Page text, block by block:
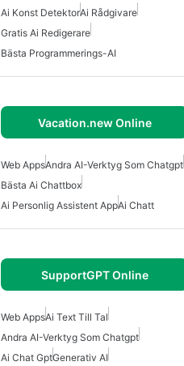
Ai Konst DetektorAi Rådgivare
Gratis Ai Redigerare
Bästa Programmerings-AI
Vacation.new Online
Web AppsAndra AI-Verktyg Som Chatgpt
Bästa Ai Chattbox
Ai Personlig Assistent AppAi Chatt
SupportGPT Online
Web AppsAi Text Till Tal
Andra AI-Verktyg Som Chatgpt
Ai Chat GptGenerativ AI